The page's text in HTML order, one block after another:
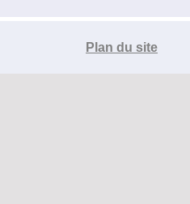
Plan du site